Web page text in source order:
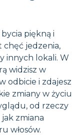
piękną i
chęć jedzenia,
innych lokali. W
widzisz w
odbicie i zdajesz
zmiany w życiu
od rzeczy
zmiana
włosów.